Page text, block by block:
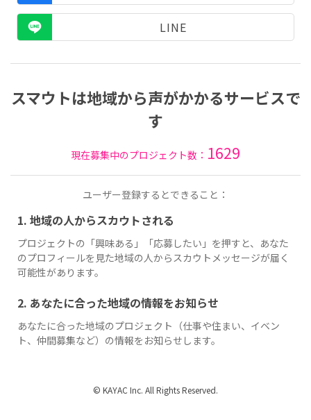
LINE
スマウトは地域から声がかかるサービスで
す
現在募集中のプロジェクト数： 1629
ユーザー登録するとできること：
1. 地域の人からスカウトされる
プロジェクトの「興味ある」「応募したい」を押すと、あなた
のプロフィールを見た地域の人からスカウトメッセージが届く
可能性があります。
2. あなたに合った地域の情報をお知らせ
あなたに合った地域のプロジェクト（仕事や住まい、イベン
ト、仲間募集など）の情報をお知らせします。
© KAYAC Inc. All Rights Reserved.